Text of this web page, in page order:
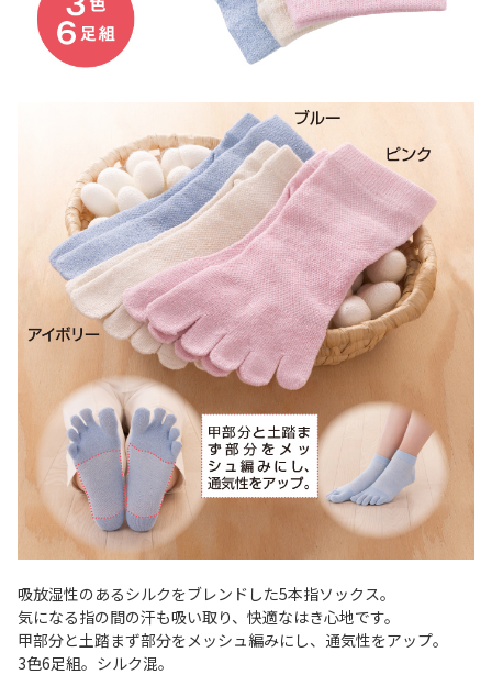
吸放湿性のあるシルクをブレンドした5本指ソックス。
気になる指の間の汗も吸い取り、快適なはき心地です。
甲部分と土踏まず部分をメッシュ編みにし、通気性をアップ。
3色6足組。シルク混。